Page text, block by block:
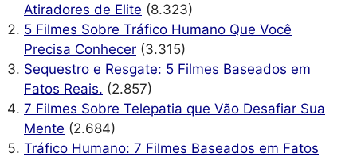
Atiradores de Elite (8.323)
5 Filmes Sobre Tráfico Humano Que Você
Precisa Conhecer (3.315)
Sequestro e Resgate: 5 Filmes Baseados em
Fatos Reais. (2.857)
7 Filmes Sobre Telepatia que Vão Desafiar Sua
Mente (2.684)
Tráfico Humano: 7 Filmes Baseados em Fatos